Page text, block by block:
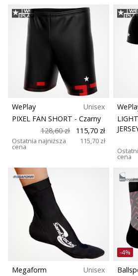
WePlay
Unisex
PIXEL FAN SHORT - Czarny
128,60 zł
115,70 zł
Ostatnia najniższa
cena
115,70 zł
cena
Megaform
Unisex
-4%